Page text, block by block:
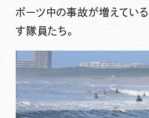
ポーツ中の事故が増えてい
す隊員たち。